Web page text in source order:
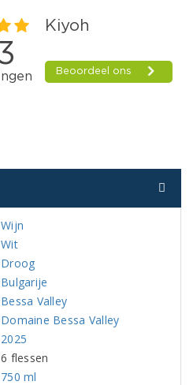
Wijn
Wit
Droog
Bulgarije
Bessa Valley
Domaine Bessa Valley
2025
6 flessen
750 ml